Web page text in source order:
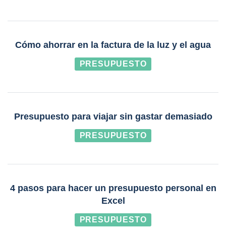
Cómo ahorrar en la factura de la luz y el agua
PRESUPUESTO
Presupuesto para viajar sin gastar demasiado
PRESUPUESTO
4 pasos para hacer un presupuesto personal en
Excel
PRESUPUESTO